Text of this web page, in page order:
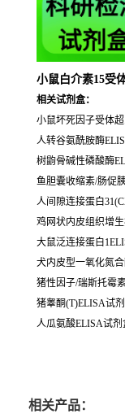
小鼠白介素15受
相关试剂盒：
小鼠坏死因子受体
人转谷氨酰胺酶
树鼩骨碱性磷酸酶
鱼胆囊收缩素/肠促
人间隙连接蛋白
鸡网状内皮组织增
大鼠泛连接蛋白
犬内皮型一氧化氮
猪性因子/瑞斯托霉
猪睾酮(T)ELISA试
人瓜氨酸ELISA试剂
相关产品：